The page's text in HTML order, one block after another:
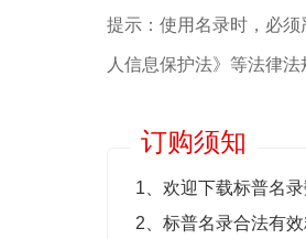
提示：使用名录时，必
人信息保护法》等‌法律
订购须知
1、欢迎下载标普名
2、标普名录合法有